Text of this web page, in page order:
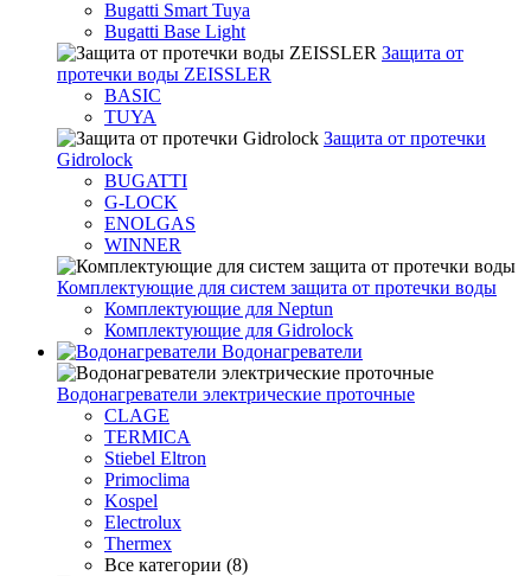
Bugatti Smart Tuya
Bugatti Base Light
Защита от
протечки воды ZEISSLER
BASIC
TUYA
Защита от протечки
Gidrolock
BUGATTI
G-LOCK
ENOLGAS
WINNER
Комплектующие для систем защита от протечки воды
Комплектующие для Neptun
Комплектующие для Gidrolock
Водонагреватели
Водонагреватeли электрические проточные
CLAGE
TERMICA
Stiebel Eltron
Primoclima
Kospel
Electrolux
Thermex
Все категории (8)